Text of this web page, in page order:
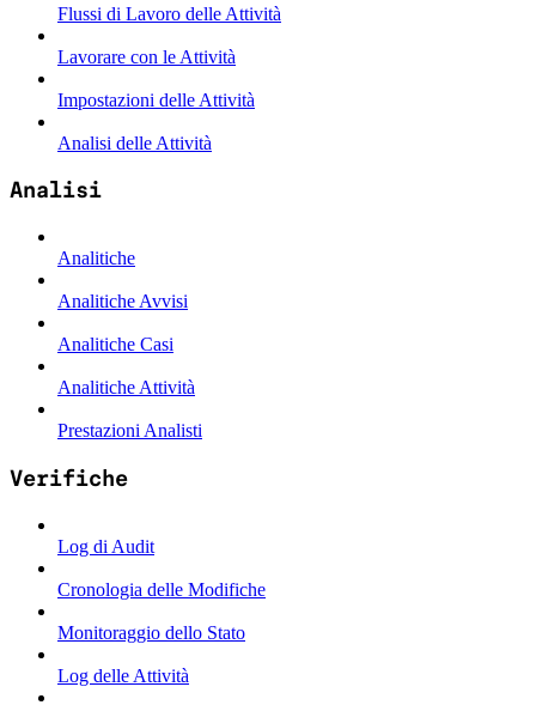
Flussi di Lavoro delle Attività
Lavorare con le Attività
Impostazioni delle Attività
Analisi delle Attività
Analisi
Analitiche
Analitiche Avvisi
Analitiche Casi
Analitiche Attività
Prestazioni Analisti
Verifiche
Log di Audit
Cronologia delle Modifiche
Monitoraggio dello Stato
Log delle Attività